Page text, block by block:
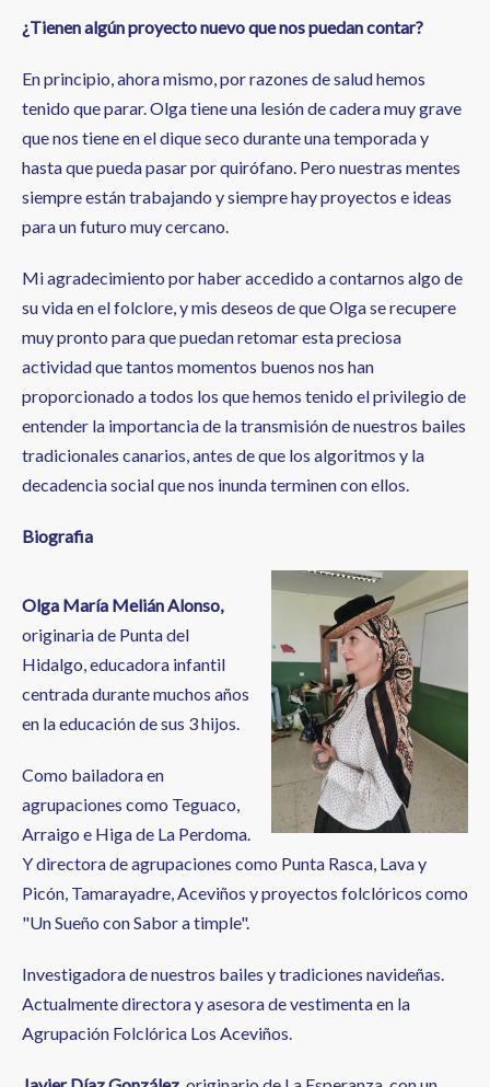
¿Tienen algún proyecto nuevo que nos puedan contar?
En principio, ahora mismo, por razones de salud hemos
tenido que parar. Olga tiene una lesión de cadera muy grave
que nos tiene en el dique seco durante una temporada y
hasta que pueda pasar por quirófano. Pero nuestras mentes
siempre están trabajando y siempre hay proyectos e ideas
para un futuro muy cercano.
Mi agradecimiento por haber accedido a contarnos algo de
su vida en el folclore, y mis deseos de que Olga se recupere
muy pronto para que puedan retomar esta preciosa
actividad que tantos momentos buenos nos han
proporcionado a todos los que hemos tenido el privilegio de
entender la importancia de la transmisión de nuestros bailes
tradicionales canarios, antes de que los algoritmos y la
decadencia social que nos inunda terminen con ellos.
Biografia
Olga María Melián Alonso,
originaria de Punta del
Hidalgo, educadora infantil
centrada durante muchos años
en la educación de sus 3 hijos.
Como bailadora en
agrupaciones como Teguaco,
Arraigo e Higa de La Perdoma.
Y directora de agrupaciones como Punta Rasca, Lava y
Picón, Tamarayadre, Aceviños y proyectos folclóricos como
"Un Sueño con Sabor a timple".
Investigadora de nuestros bailes y tradiciones navideñas.
Actualmente directora y asesora de vestimenta en la
Agrupación Folclórica Los Aceviños.